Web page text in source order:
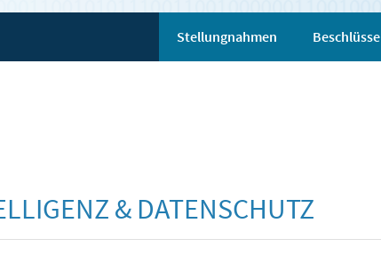
Stellungnahmen Beschlüsse
& DATENSCHUTZ